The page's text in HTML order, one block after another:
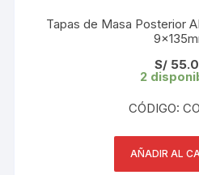
Tapas de Masa Posterior
S/
2
CÓDIGO:
AÑADIR AL